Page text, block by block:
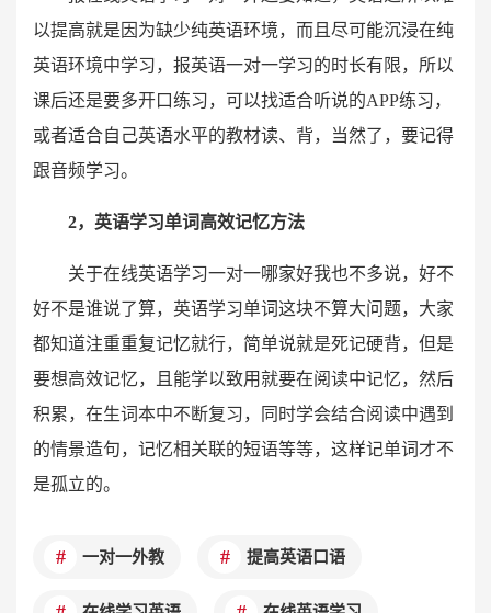
以提高就是因为缺少纯英语环境，而且尽可能沉浸在纯
英语环境中学习，报英语一对一学习的时长有限，所以
课后还是要多开口练习，可以找适合听说的APP练习，
或者适合自己英语水平的教材读、背，当然了，要记得
跟音频学习。
2，英语学习单词高效记忆方法
关于在线英语学习一对一哪家好我也不多说，好不
好不是谁说了算，英语学习单词这块不算大问题，大家
都知道注重重复记忆就行，简单说就是死记硬背，但是
要想高效记忆，且能学以致用就要在阅读中记忆，然后
积累，在生词本中不断复习，同时学会结合阅读中遇到
的情景造句，记忆相关联的短语等等，这样记单词才不
是孤立的。
一对一外教 提高英语口语